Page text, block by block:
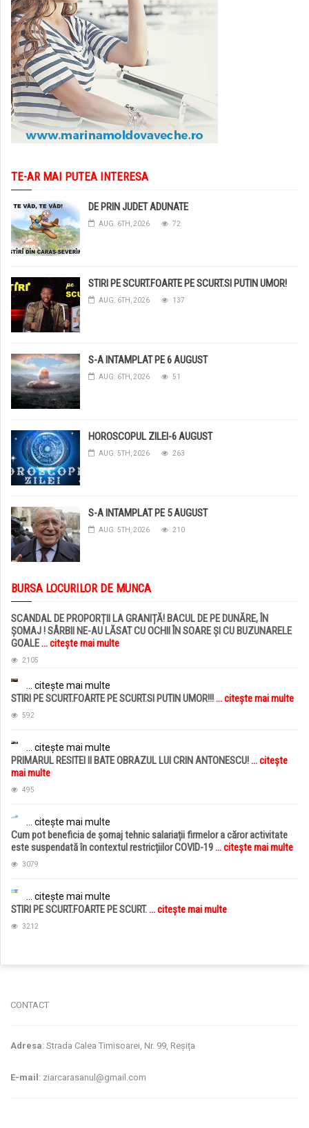
TE-AR MAI PUTEA INTERESA
DE PRIN JUDET ADUNATE
AUG. 6TH, 2026 72
STIRI PE SCURT.FOARTE PE SCURT.SI PUTIN UMOR!
AUG. 6TH, 2026 137
S-A INTAMPLAT PE 6 AUGUST
AUG. 6TH, 2026 51
HOROSCOPUL ZILEI-6 AUGUST
AUG. 5TH, 2026 263
S-A INTAMPLAT PE 5 AUGUST
AUG. 5TH, 2026 210
BURSA LOCURILOR DE MUNCA
SCANDAL DE PROPORȚII LA GRANIȚĂ! BACUL DE PE DUNĂRE, ÎN
ȘOMAJ ! SÂRBII NE-AU LĂSAT CU OCHII ÎN SOARE ȘI CU BUZUNARELE
GOALE... citește mai multe
2105
... citește mai multe
STIRI PE SCURT.FOARTE PE SCURT.SI PUTIN UMOR!!!... citește mai multe
592
... citește mai multe
PRIMARUL RESITEI II BATE OBRAZUL LUI CRIN ANTONESCU!... citește
mai multe
495
... citește mai multe
Cum pot beneficia de șomaj tehnic salariații firmelor a căror activitate
este suspendată în contextul restricțiilor COVID-19... citește mai multe
3079
... citește mai multe
STIRI PE SCURT.FOARTE PE SCURT.... citește mai multe
3212
CONTACT
Adresa: Strada Calea Timisoarei, Nr. 99, Reșița
E-mail : ziarcarasanul@gmail.com